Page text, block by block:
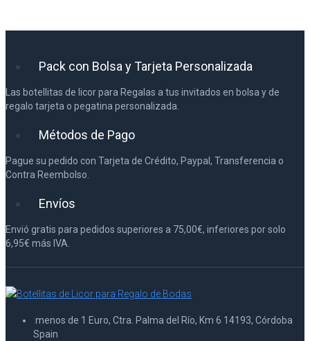
Pack con Bolsa y Tarjeta Personalizada
Las botellitas de licor para Regalas a tus invitados en bolsa y de
regalo tarjeta o pegatina personalizada.
Métodos de Pago
Pague su pedido con Tarjeta de Crédito, Paypal, Transferencia o
Contra Reembolso.
Envíos
Envió gratis para pedidos superiores a 75,00€, inferiores por solo
6,95€ más IVA.
menos de 1 Euro, Ctra. Palma del Río, Km 6 14193, Córdoba
Spain